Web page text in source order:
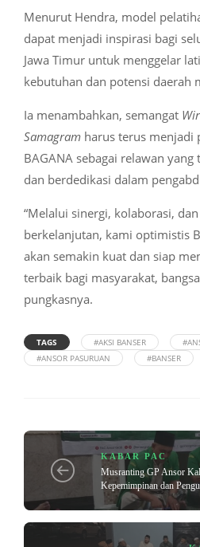
Menurut Hendra, model
dapat menjadi inspirasi bagi
Jawa Timur untuk menggelar
kebutuhan dan potensi daerah
Ia menambahkan, semangat
Samagram harus terus menjadi
BAGANA sebagai relawan
dan berdedikasi dalam
“Melalui sinergi, kolaborasi,
berkelanjutan, kami optimistis
akan semakin kuat dan siap
terbaik bagi masyarakat,
pungkasnya.
TAGS #AKSI BANSER
#ANSOR PASURUAN
#BANSER
KABAR PAC
Musranting GP Ansor
Kepemimpinan dan